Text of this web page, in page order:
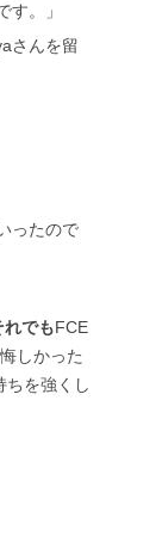
。」
さんを留
ったので
れでもFCE
しかった
ちを強くし